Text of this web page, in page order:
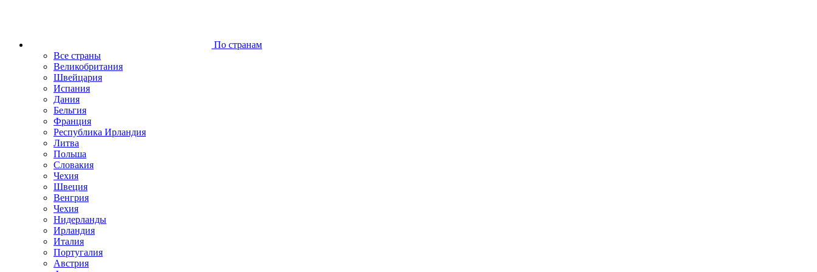
По странам
Все страны
Великобритания
Швейцария
Испания
Дания
Бельгия
Франция
Республика Ирландия
Литва
Польша
Словакия
Чехия
Швеция
Венгрия
Чехия
Нидерланды
Ирландия
Италия
Португалия
Австрия